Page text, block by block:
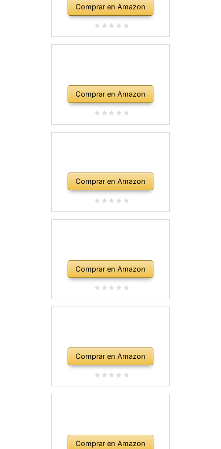
Comprar en Amazon
Comprar en Amazon
Comprar en Amazon
Comprar en Amazon
Comprar en Amazon
Comprar en Amazon